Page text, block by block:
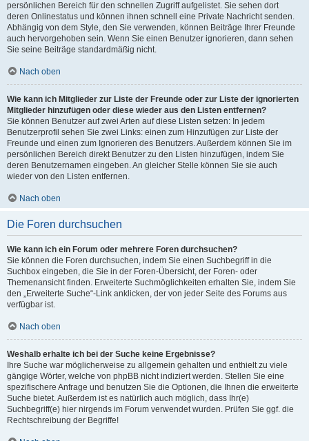
persönlichen Bereich für den schnellen Zugriff aufgelistet. Sie sehen dort
deren Onlinestatus und können ihnen schnell eine Private Nachricht senden.
Abhängig von dem Style, den Sie verwenden, können Beiträge Ihrer Freunde
auch hervorgehoben sein. Wenn Sie einen Benutzer ignorieren, dann sehen
Sie seine Beiträge standardmäßig nicht.
Nach oben
Wie kann ich Mitglieder zur Liste der Freunde oder zur Liste der ignorierten
Mitglieder hinzufügen oder diese wieder aus den Listen entfernen?
Sie können Benutzer auf zwei Arten auf diese Listen setzen: In jedem
Benutzerprofil sehen Sie zwei Links: einen zum Hinzufügen zur Liste der
Freunde und einen zum Ignorieren des Benutzers. Außerdem können Sie im
persönlichen Bereich direkt Benutzer zu den Listen hinzufügen, indem Sie
deren Benutzernamen eingeben. An gleicher Stelle können Sie sie auch
wieder von den Listen entfernen.
Nach oben
Die Foren durchsuchen
Wie kann ich ein Forum oder mehrere Foren durchsuchen?
Sie können die Foren durchsuchen, indem Sie einen Suchbegriff in die
Suchbox eingeben, die Sie in der Foren-Übersicht, der Foren- oder
Themenansicht finden. Erweiterte Suchmöglichkeiten erhalten Sie, indem Sie
den „Erweiterte Suche“-Link anklicken, der von jeder Seite des Forums aus
verfügbar ist.
Nach oben
Weshalb erhalte ich bei der Suche keine Ergebnisse?
Ihre Suche war möglicherweise zu allgemein gehalten und enthielt zu viele
gängige Wörter, welche von phpBB nicht indiziert werden. Stellen Sie eine
spezifischere Anfrage und benutzen Sie die Optionen, die Ihnen die erweiterte
Suche bietet. Außerdem ist es natürlich auch möglich, dass Ihr(e)
Suchbegriff(e) hier nirgends im Forum verwendet wurden. Prüfen Sie ggf. die
Rechtschreibung der Begriffe!